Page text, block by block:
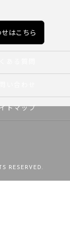
はこちら
トマップ
RESERVED.